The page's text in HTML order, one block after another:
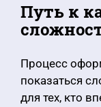
Путь к
Процесс
показаться
для тех, кто